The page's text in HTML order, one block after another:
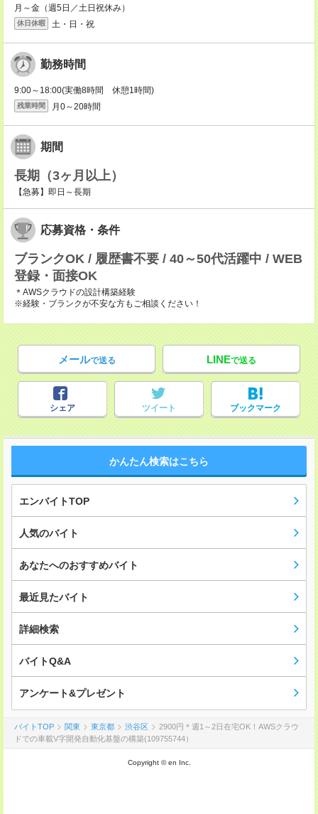
月～金（週5日／土日祝休み）
休日休暇 土・日・祝
勤務時間
9:00～18:00(実働8時間 休憩1時間)
残業時間 月0～20時間
期間
長期（3ヶ月以上）
【急募】即日～長期
応募資格・条件
ブランクOK / 履歴書不要 / 40～50代活躍中 / WEB
登録・面接OK
＊AWSクラウドの設計構築経験
※経験・ブランクが不安な方もご相談ください！
メールで送る LINEで送る
シェア ツイート ブックマーク
かんたん検索はこちら
エンバイトTOP
人気のバイト
あなたへのおすすめバイト
最近見たバイト
詳細検索
バイトQ&A
アンケート&プレゼント
バイトTOP 関東 東京都 渋谷区
2900円＊週1～2日在宅OK！AWSクラウ
ドでの車載V字開発自動化基盤の構築(109755744）
Copyright © en Inc.